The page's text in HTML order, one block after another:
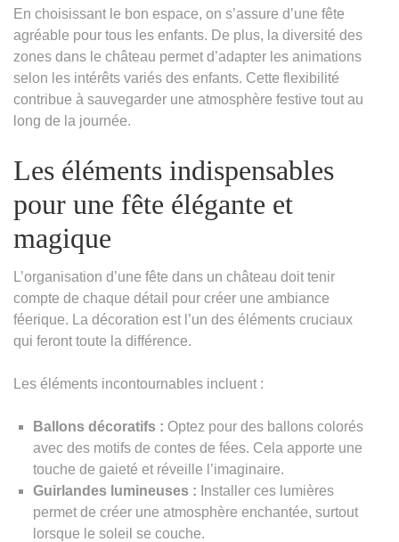
En choisissant le bon espace, on s’assure d’une fête
agréable pour tous les enfants. De plus, la diversité des
zones dans le château permet d’adapter les animations
selon les intérêts variés des enfants. Cette flexibilité
contribue à sauvegarder une atmosphère festive tout au
long de la journée.
Les éléments indispensables
pour une fête élégante et
magique
L’organisation d’une fête dans un château doit tenir
compte de chaque détail pour créer une ambiance
féerique. La décoration est l’un des éléments cruciaux
qui feront toute la différence.
Les éléments incontournables incluent :
Ballons décoratifs : Optez pour des ballons colorés
avec des motifs de contes de fées. Cela apporte une
touche de gaieté et réveille l’imaginaire.
Guirlandes lumineuses : Installer ces lumières
permet de créer une atmosphère enchantée, surtout
lorsque le soleil se couche.